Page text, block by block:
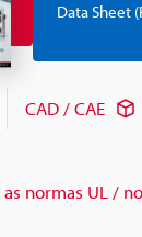
Data Sheet
CAD / CAE
normas UL /